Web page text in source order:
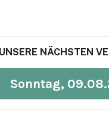
UNSERE NÄCHSTEN
Sonntag,